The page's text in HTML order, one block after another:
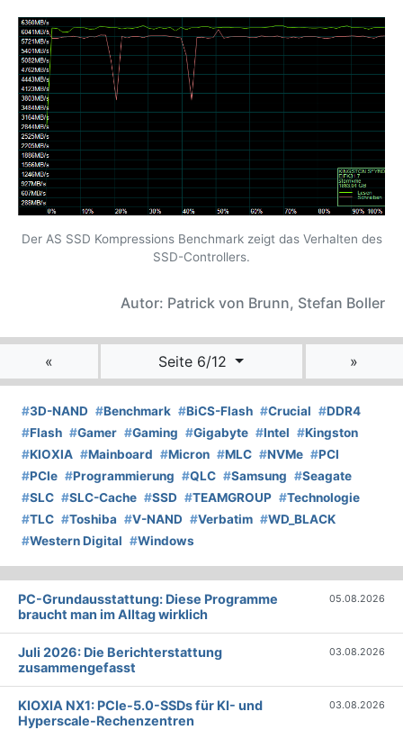
Der AS SSD Kompressions Benchmark zeigt das Verhalten des
SSD-Controllers.
Autor: Patrick von Brunn, Stefan Boller
« Seite 6/12 »
#3D-NAND #Benchmark #BiCS-Flash #Crucial #DDR4
#Flash #Gamer #Gaming #Gigabyte #Intel #Kingston
#KIOXIA #Mainboard #Micron #MLC #NVMe #PCI
#PCIe #Programmierung #QLC #Samsung #Seagate
#SLC #SLC-Cache #SSD #TEAMGROUP #Technologie
#TLC #Toshiba #V-NAND #Verbatim #WD_BLACK
#Western Digital #Windows
PC-Grundausstattung: Diese Programme
braucht man im Alltag wirklich
05.08.2026
Juli 2026: Die Bericht­erstattung
zusammengefasst
03.08.2026
KIOXIA NX1: PCIe-5.0-SSDs für KI- und
Hyperscale-Rechenzentren
03.08.2026